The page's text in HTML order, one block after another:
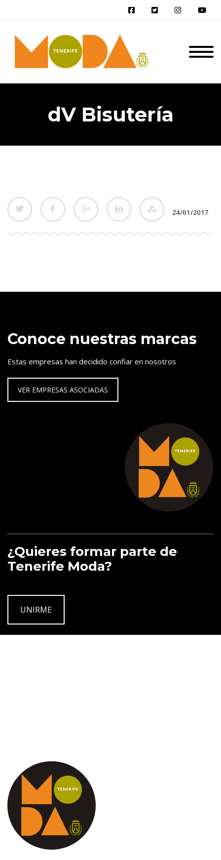
dV Bisutería
24/01/2017
Conoce nuestras marcas
Estas empresas han decidido confiar en nosotros
VER EMPRESAS ASOCIADAS
¿Quieres formar parte de
Tenerife Moda?
UNIRME